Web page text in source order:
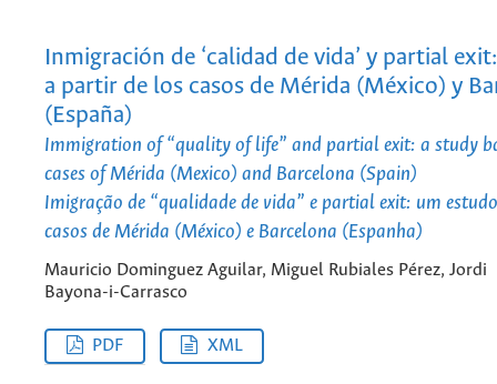
Inmigración de ‘calidad de vida’ y partial
a partir de los casos de Mérida (México) y
(España)
Immigration of “quality of life” and partial exit: a study
cases of Mérida (Mexico) and Barcelona (Spain)
Imigração de “qualidade de vida” e partial exit: um
casos de Mérida (México) e Barcelona (Espanha)
Mauricio Dominguez Aguilar, Miguel Rubiales Pérez, Jordi
Bayona-i-Carrasco
PDF XML